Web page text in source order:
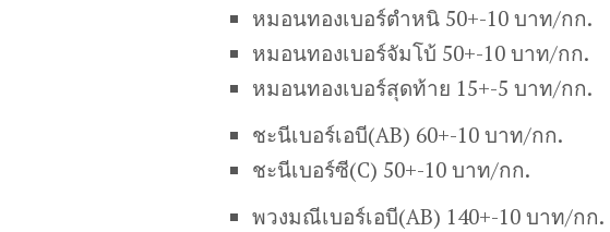
หมอนทองเบอร์ตำหนิ 50+-10 บาท/กก.
หมอนทองเบอร์จัมโบ้ 50+-10 บาท/กก.
หมอนทองเบอร์สุดท้าย 15+-5 บาท/กก.
ชะนีเบอร์เอบี(AB) 60+-10 บาท/กก.
ชะนีเบอร์ซี(C) 50+-10 บาท/กก.
พวงมณีเบอร์เอบี(AB) 140+-10 บาท/กก.